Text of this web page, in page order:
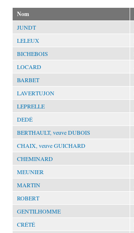
Nom
JUNDT
LELEUX
BICHEBOIS
LOCARD
BARBET
LAVERTUJON
LEPRELLE
DEDÉ
BERTHAULT, veuve DUBOIS
CHAIX, veuve GUICHARD
CHEMINARD
MEUNIER
MARTIN
ROBERT
GENTILHOMME
CRÉTÉ